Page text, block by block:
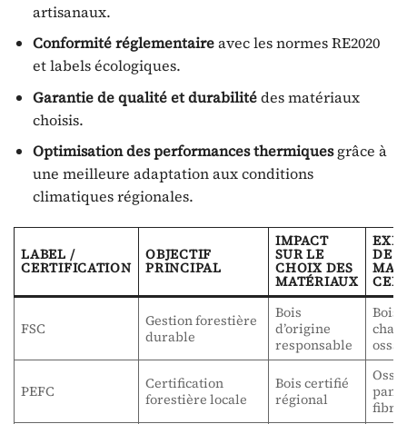
artisanaux.
Conformité réglementaireavec les normes RE2020
et labels écologiques.
Garantie de qualité et durabilitédes matériaux
choisis.
Optimisation des performances thermiquesgrâce à
une meilleure adaptation aux conditions
climatiques régionales.
LABEL /
CERTIFICATION
OBJECTIF
PRINCIPAL
IMPACT
SUR LE
CHOIX DES
MATÉRIAUX
DE
FSC
Gestion forestière
durable
Bois
d’origine
responsable
Bois
PEFC
Certification
forestière locale
Bois certifié
régional
fibre